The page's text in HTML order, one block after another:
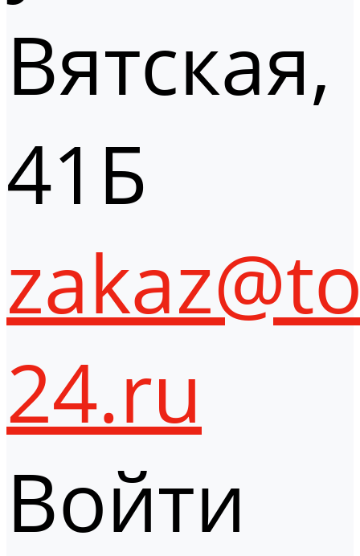
Вятская,
41Б
24.ru
Войти